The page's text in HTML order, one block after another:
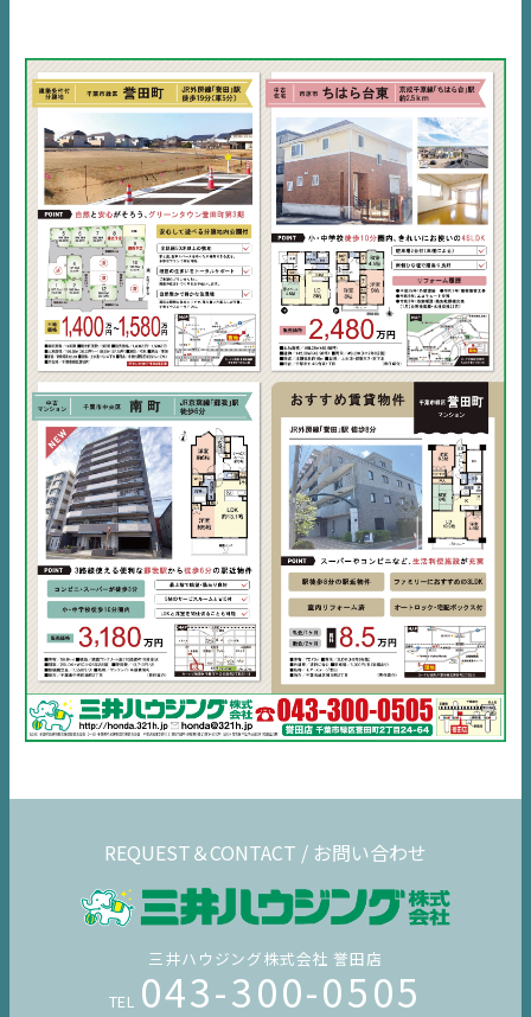
デジタルサイネージ
不動産一括査定
コラム
REQUEST＆CONTACT / お問い合わせ
三井ハウジング株式会社 誉田店
TEL 043-300-0505